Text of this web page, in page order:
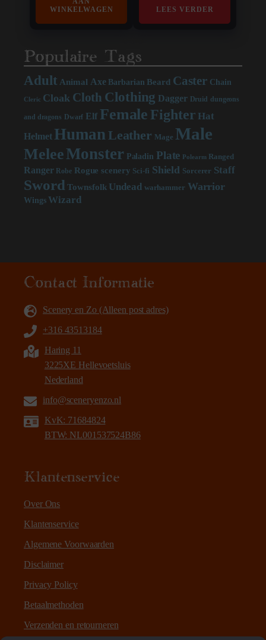
WINKELWAGEN
LEES VERDER
Populaire Tags
Adult Animal Axe Barbarian Beard Caster Chain
Cleric Cloak Cloth Clothing Dagger Druid dungeons
and dragons Dwarf Elf FemaleFighter Hat
Helmet Human Leather Mage Male
MeleeMonster Paladin Plate Polearm Ranged
Ranger Robe Rogue scenery Sci-fi Shield Sorcerer Staff
Sword Townsfolk Undead warhammer Warrior
Wings Wizard
Contact Informatie
Scenery en Zo (Alleen post adres)
+316 43513184
Haring 11
3225XE Hellevoetsluis
Nederland
info@sceneryenzo.nl
KvK: 71684824
BTW: NL001537524B86
Klantenservice
Over Ons
Klantenservice
Algemene Voorwaarden
Disclaimer
Privacy Policy
Betaalmethoden
Verzenden en retourneren